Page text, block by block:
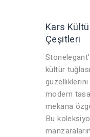
Kars
Çeşitleri
kültür
modern
mekana
Bu